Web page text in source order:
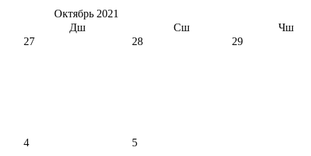
Октябрь 2021
Дш
Сш
Чш
27
28 29
4
5